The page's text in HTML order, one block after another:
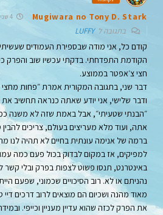
Mugiwara no Tony D. Stark 4 שנים לפני
בתגובה לLUFFY
קודם כל, אני מודה שבספירת העמודים
חצי צ׳אפטר בממוצע.
דבר שני, בתגובה המקורית אמרת ״פחות מחצי
ודבר שלישי, אני יודע שאתה כנראה תחשיב
״הבנתי שטעיתי״, אבל באמת שזה לא משנה
אתה, ועוד מלא מעריצים בעולם, צריכים
ברמה של אנימה עונתית בחיים לא תהיה לנו
למפיקים, אז במקום לבדוק בכול פעם כמה
באינטרנט, תנסו פשוט לצפות בפרק ובלי
נהניתם או לא. רוב הסיכויים שכמוני, שפעם
מאוד מהנה ושכיום הם מוצאים לרוב דרכים
את הפרק לכזה שהוא עדיין מעניין וכייפי.